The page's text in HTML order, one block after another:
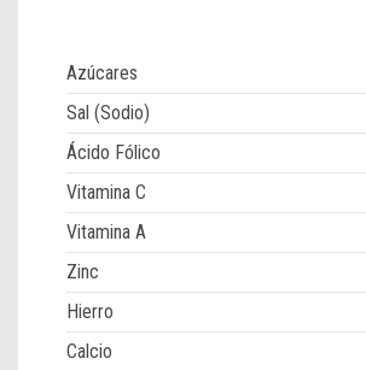
Azúcares
Sal (Sodio)
Ácido Fólico
Vitamina C
Vitamina A
Zinc
Hierro
Calcio